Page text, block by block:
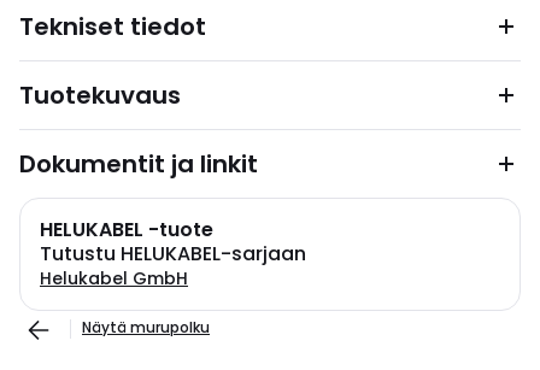
Tekniset tiedot
Tuotekuvaus
Dokumentit ja linkit
HELUKABEL -tuote
Tutustu HELUKABEL-sarjaan
Helukabel GmbH
Näytä murupolku